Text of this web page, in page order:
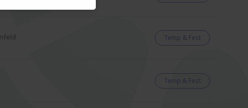
Temp & Fest
Temp & Fest